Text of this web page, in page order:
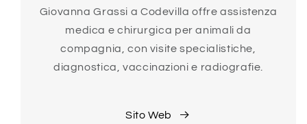
Giovanna Grassi a Codevilla offre assistenza
medica e chirurgica per animali da
compagnia, con visite specialistiche,
diagnostica, vaccinazioni e radiografie.
Sito Web